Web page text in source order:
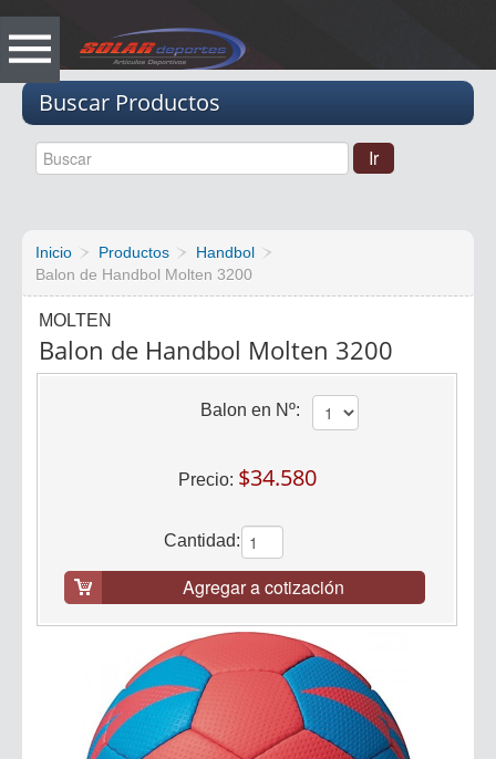
Buscar Productos
Inicio Productos
Handbol
Balon de Handbol Molten 3200
MOLTEN
Balon de Handbol Molten 3200
Balon en Nº:
Precio: $34.580
Cantidad:
Agregar a cotización